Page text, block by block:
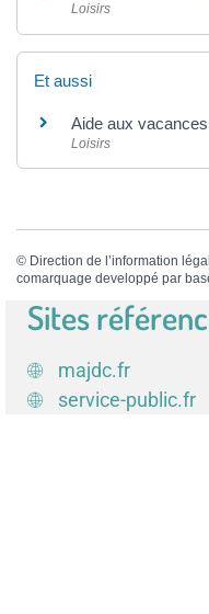
Loisirs
Et aussi
Aide aux
Loisirs
© Direction de l’information
comarquage developpé par
Sites
majdc.fr
service-public.fr